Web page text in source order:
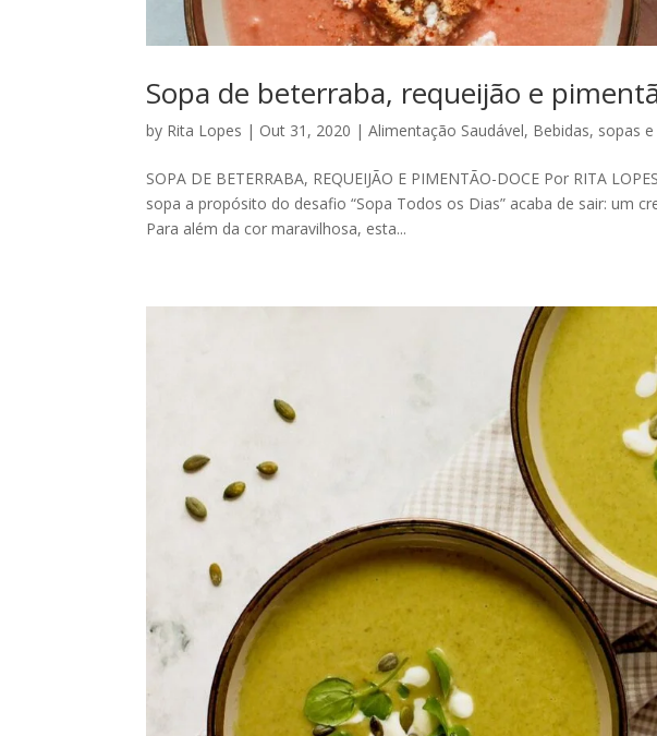
Sopa de beterraba, requeijão e
by Rita Lopes | Out 31, 2020 |Alimentação Saudável, Bebidas, sopas
SOPA DE BETERRABA, REQUEIJÃO E PIMENTÃO-DOCE Por RITA
sopa a propósito do desafio “Sopa Todos os Dias” acaba de sair: um
Para além da cor maravilhosa, esta...